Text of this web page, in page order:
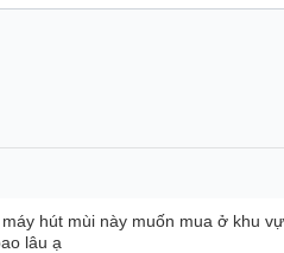
ứng siêu nhạy
hút mùi này muốn mua ở khu
lâu ạ